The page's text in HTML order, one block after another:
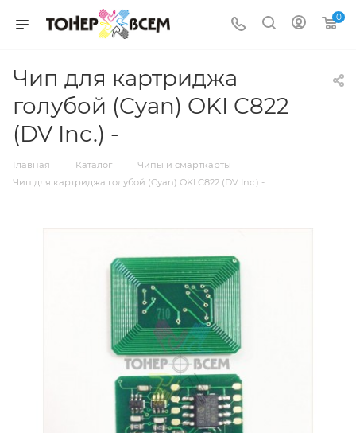
0
Чип для картриджа
голубой (Cyan) OKI C822
(DV Inc.) -
Главная — Каталог — Чипы и смарткарты —
Чип для картриджа голубой (Cyan) OKI C822 (DV Inc.) -